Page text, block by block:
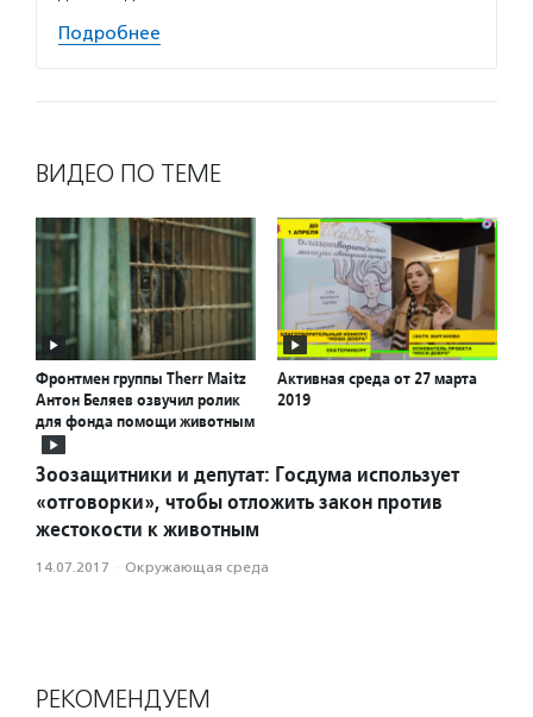
Подробнее
ВИДЕО ПО ТЕМЕ
Фронтмен группы Therr Maitz
Антон Беляев озвучил ролик
для фонда помощи животным
Активная среда от 27 марта
2019
Зоозащитники и депутат: Госдума использует
«отговорки», чтобы отложить закон против
жестокости к животным
14.07.2017 · Окружающая среда
РЕКОМЕНДУЕМ